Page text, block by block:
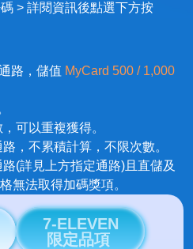
> 詳閱資訊後點選下方按
路，儲值 MyCard 500 / 1,000
可以重複獲得。
，不累積計算，不限次數。
(詳見上方指定通路)且直儲及
無法取得加碼獎項。
7-ELEVEN
限定品項